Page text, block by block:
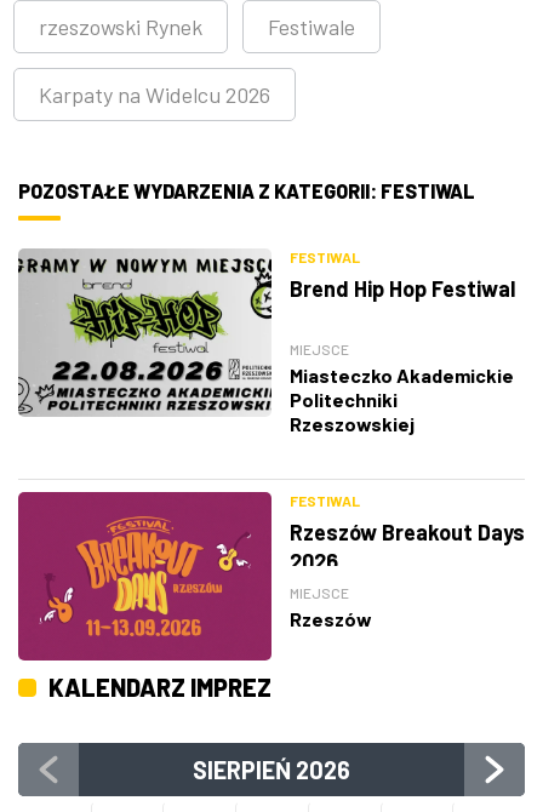
rzeszowski Rynek Festiwale
Karpaty na Widelcu 2026
POZOSTAŁE WYDARZENIA Z KATEGORII: FESTIWAL
FESTIWAL
Brend Hip Hop Festiwal
MIEJSCE
Miasteczko Akademickie
Politechniki
Rzeszowskiej
FESTIWAL
Rzeszów Breakout Days
2026
MIEJSCE
Rzeszów
KALENDARZ IMPREZ
SIERPIEŃ 2026